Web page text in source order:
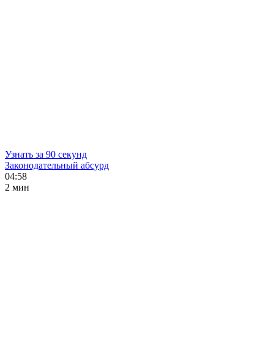
Узнать за 90 секунд
Законодательный абсурд
04:58
2 мин